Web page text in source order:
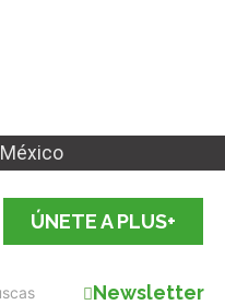
México
ÚNETE A PLUS+
Newsletter